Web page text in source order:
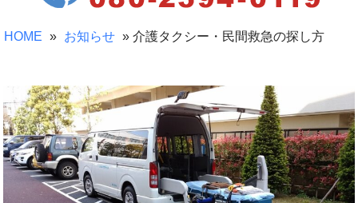
HOME » お知らせ » 介護タクシー・民間救急の探し方